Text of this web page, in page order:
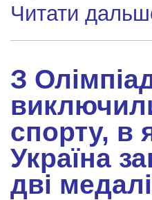
Читати
З
спорту, в
Україна
дві медалі